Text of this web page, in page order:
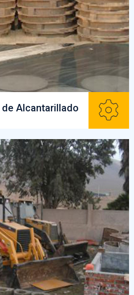
de Alcantarillado